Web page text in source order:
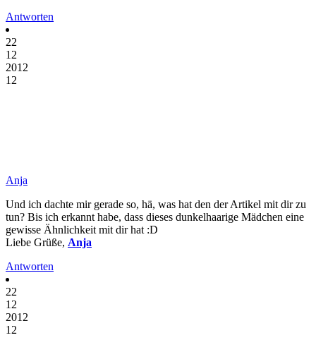
Antworten
22
12
2012
12
Anja
Und ich dachte mir gerade so, hä, was hat den der Artikel mit dir zu
tun? Bis ich erkannt habe, dass dieses dunkelhaarige Mädchen eine
gewisse Ähnlichkeit mit dir hat :D
Liebe Grüße, Anja
Antworten
22
12
2012
12